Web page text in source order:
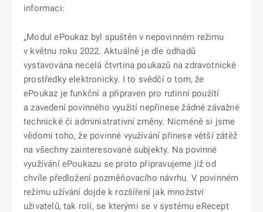
informaci:
„Modul ePoukaz byl spuštěn v nepovinném režimu
v květnu roku 2022. Aktuálně je dle odhadů
vystavována necelá čtvrtina poukazů na zdravotnické
prostředky elektronicky. I to svědčí o tom, že
ePoukaz je funkční a připraven pro rutinní použití
a zavedení povinného využití nepřinese žádné závažné
technické či administrativní změny. Nicméně si jsme
vědomi toho, že povinné využívání přinese větší zátěž
na všechny zainteresované subjekty. Na povinné
využívání ePoukazu se proto připravujeme již od
chvíle předložení pozměňovacího návrhu. V povinném
režimu užívání dojde k rozšíření jak množství
uživatelů, tak rolí, se kterými se v systému eRecept